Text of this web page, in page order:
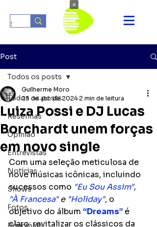
Post
Todos os posts
Resenhas
Opinião
Entrevistas
Notícias
Shows
Fotos
Todos os posts
Luiza Possi e DJ Lucas
Borchardt unem forças
em novo single
Guilherme Moro
25 de abr. de 2024 2 min de leitura
Com uma seleção meticulosa de
nove músicas icônicas, incluindo
sucessos como "Eu Sou Assim",
"À Francesa" e "Holiday", o
objetivo do álbum “Dreams” é
claro: revitalizar os clássicos da
×